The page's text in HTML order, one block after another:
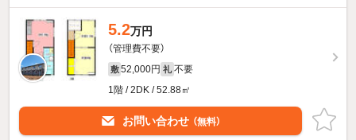
5.2万円
（管理費不要）
敷 52,000円 礼 不要
1階 / 2DK / 52.88㎡
お問い合わせ （無料）